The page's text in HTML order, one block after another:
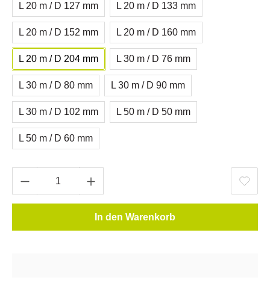
L 20 m / D 127 mm L 20 m / D 133 mm
L 20 m / D 152 mm L 20 m / D 160 mm
L 20 m / D 204 mm L 30 m / D 76 mm
L 30 m / D 80 mm L 30 m / D 90 mm
L 30 m / D 102 mm L 50 m / D 50 mm
L 50 m / D 60 mm
In den Warenkorb